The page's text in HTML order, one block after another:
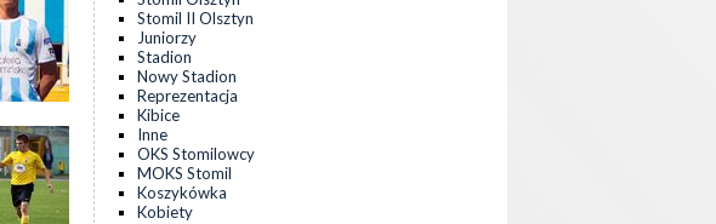
Stomil II Olsztyn
Juniorzy
Stadion
Nowy Stadion
Reprezentacja
Kibice
Inne
OKS Stomilowcy
MOKS Stomil
Koszykówka
Kobiety